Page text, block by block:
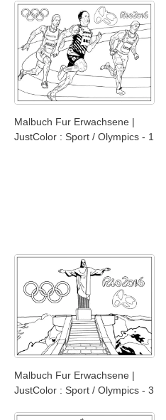
Malbuch Fur Erwachsene |
JustColor : Sport / Olympics - 1
Malbuch Fur Erwachsene |
JustColor : Sport / Olympics - 3